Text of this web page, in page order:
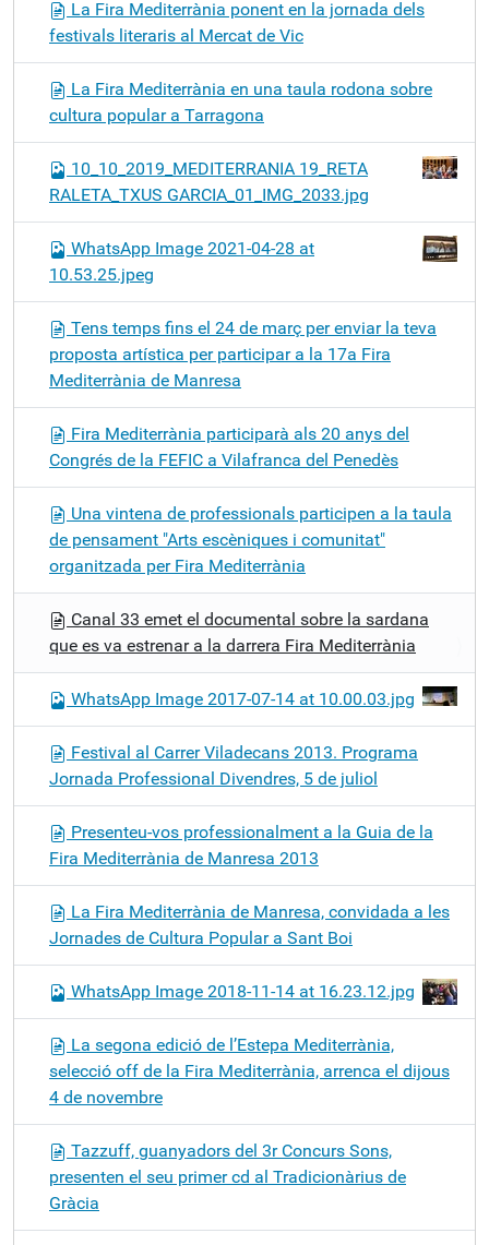
La Fira Mediterrània ponent en la jornada dels
festivals literaris al Mercat de Vic
La Fira Mediterrània en una taula rodona sobre
cultura popular a Tarragona
10_10_2019_MEDITERRANIA 19_RETA
RALETA_TXUS GARCIA_01_IMG_2033.jpg
WhatsApp Image 2021-04-28 at
10.53.25.jpeg
Tens temps fins el 24 de març per enviar la teva
proposta artística per participar a la 17a Fira
Mediterrània de Manresa
Fira Mediterrània participarà als 20 anys del
Congrés de la FEFIC a Vilafranca del Penedès
Una vintena de professionals participen a la taula
de pensament "Arts escèniques i comunitat"
organitzada per Fira Mediterrània
Canal 33 emet el documental sobre la sardana
que es va estrenar a la darrera Fira Mediterrània
WhatsApp Image 2017-07-14 at 10.00.03.jpg
Festival al Carrer Viladecans 2013. Programa
Jornada Professional Divendres, 5 de juliol
Presenteu-vos professionalment a la Guia de la
Fira Mediterrània de Manresa 2013
La Fira Mediterrània de Manresa, convidada a les
Jornades de Cultura Popular a Sant Boi
WhatsApp Image 2018-11-14 at 16.23.12.jpg
La segona edició de l’Estepa Mediterrània,
selecció off de la Fira Mediterrània, arrenca el dijous
4 de novembre
Tazzuff, guanyadors del 3r Concurs Sons,
presenten el seu primer cd al Tradicionàrius de
Gràcia